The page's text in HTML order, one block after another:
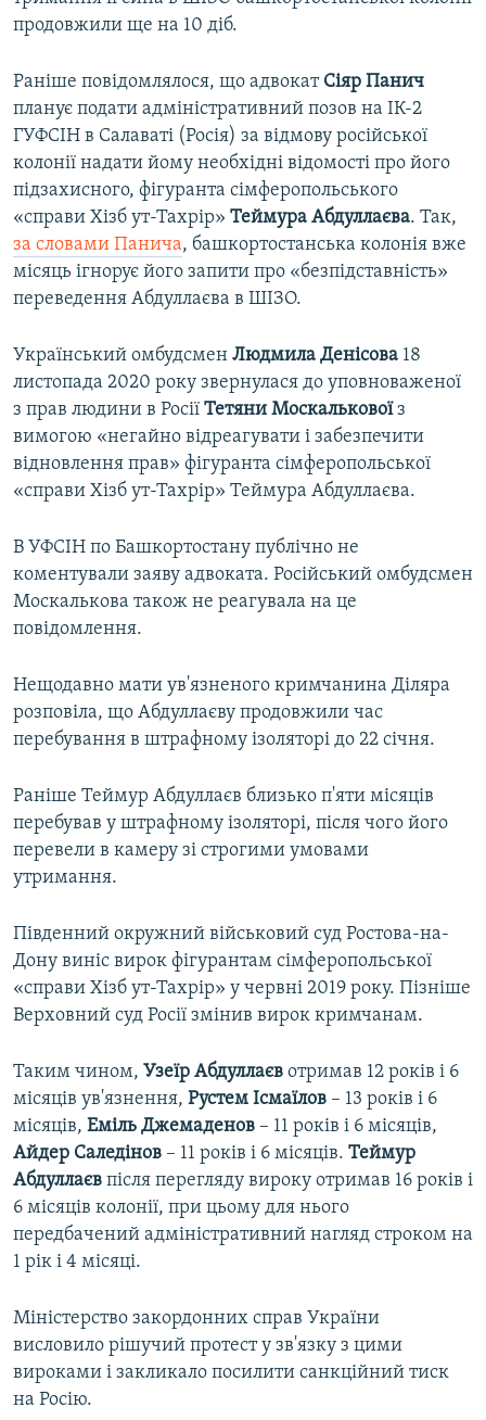
продовжили ще на 10 діб.
Раніше повідомлялося, що адвокат Сіяр Панич
планує подати адміністративний позов на ІК-2
ГУФСІН в Салаваті (Росія) за відмову російської
колонії надати йому необхідні відомості про його
підзахисного, фігуранта сімферопольського
«справи Хізб ут-Тахрір» Теймура Абдуллаєва. Так,
за словами Панича, башкортостанська колонія вже
місяць ігнорує його запити про «безпідставність»
переведення Абдуллаєва в ШІЗО.
Український омбудсмен Людмила Денісова 18
листопада 2020 року звернулася до уповноваженої
з прав людини в Росії Тетяни Москальковоїз
вимогою «негайно відреагувати і забезпечити
відновлення прав» фігуранта сімферопольської
«справи Хізб ут-Тахрір» Теймура Абдуллаєва.
В УФСІН по Башкортостану публічно не
коментували заяву адвоката. Російський омбудсмен
Москалькова також не реагувала на це
повідомлення.
Нещодавно мати ув'язненого кримчанина Діляра
розповіла, що Абдуллаєву продовжили час
перебування в штрафному ізоляторі до 22 січня.
Раніше Теймур Абдуллаєв близько п'яти місяців
перебував у штрафному ізоляторі, після чого його
перевели в камеру зі строгими умовами
утримання.
Південний окружний військовий суд Ростова-на-
Дону виніс вирок фігурантам сімферопольської
«справи Хізб ут-Тахрір» у червні 2019 року. Пізніше
Верховний суд Росії змінив вирок кримчанам.
Таким чином, Узеїр Абдуллаєв отримав 12 років і 6
місяців ув'язнення, Рустем Ісмаїлов – 13 років і 6
місяців, Еміль Джемаденов – 11 років і 6 місяців,
Айдер Саледінов – 11 років і 6 місяців. Теймур
Абдуллаєв після перегляду вироку отримав 16 років і
6 місяців колонії, при цьому для нього
передбачений адміністративний нагляд строком на
1 рік і 4 місяці.
Міністерство закордонних справ України
висловило рішучий протест у зв'язку з цими
вироками і закликало посилити санкційний тиск
на Росію.